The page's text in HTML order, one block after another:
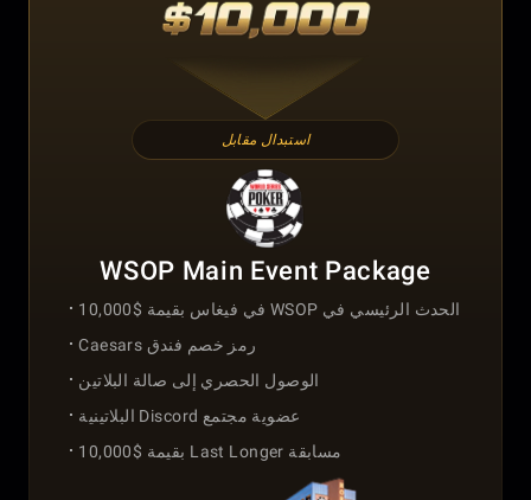
استبدال مقابل
WSOP Main Event Package
الحدث الرئيسي في WSOP في فيغاس بقيمة $10,000
رمز خصم فندق Caesars
الوصول الحصري إلى صالة البلاتين
عضوية مجتمع Discord البلاتينية
مسابقة Last Longer بقيمة $10,000